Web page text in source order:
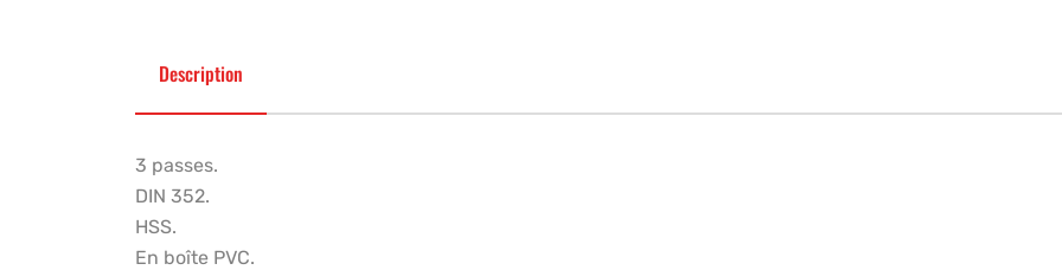
Description
3 passes.
DIN 352.
HSS.
En boîte PVC.